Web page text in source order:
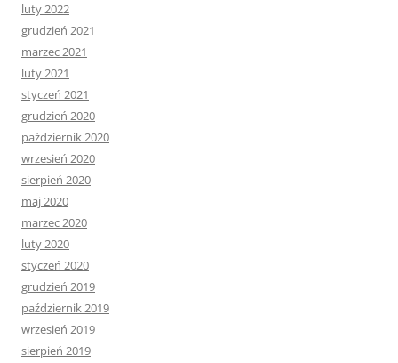
luty 2022
grudzień 2021
marzec 2021
luty 2021
styczeń 2021
grudzień 2020
październik 2020
wrzesień 2020
sierpień 2020
maj 2020
marzec 2020
luty 2020
styczeń 2020
grudzień 2019
październik 2019
wrzesień 2019
sierpień 2019